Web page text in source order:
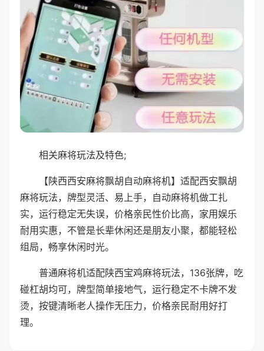
相关麻将玩法及特色;
【陕西西安麻将飘胡自动麻将机】适配西安飘胡
麻将玩法，牌型灵活、易上手，自动麻将机做工扎
实，运行稳定无失误，价格亲民性价比高，家用娱乐
耐用实惠，不管是长辈休闲还是朋友小聚，都能轻松
组局，畅享休闲时光。
普通麻将机适配陕西宝鸡麻将玩法，136张牌，吃
碰杠胡均可，牌型简单接地气，运行稳定不卡牌不发
烫，按键清晰老人操作无压力，价格亲民耐用好打
理。